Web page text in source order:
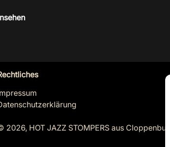
2026, HOT JAZZ STOMPERS aus Cloppenburg